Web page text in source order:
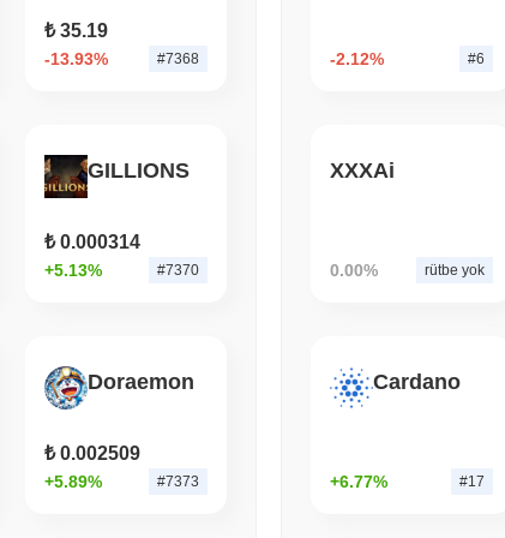
August 05 2026 (1 day ago)
₺ 35.19
-13.93% #7368
GILLIONS
₺ 0.000314
+5.13% #7370
Doraemon
₺ 0.002509
+5.89% #7373
-2.12% #6
XXXAi
0.00% rütbe yok
Cardano
+6.77% #17